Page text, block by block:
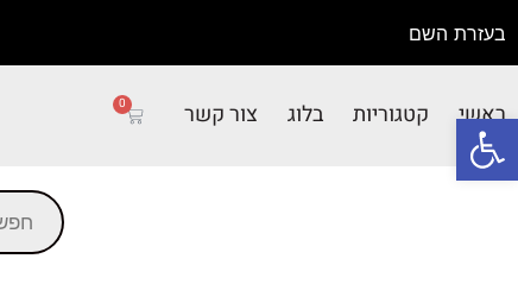
פתח סרגל נגישות
בעזרת השם
ראשי קטגוריות בלוג צור קשר 0